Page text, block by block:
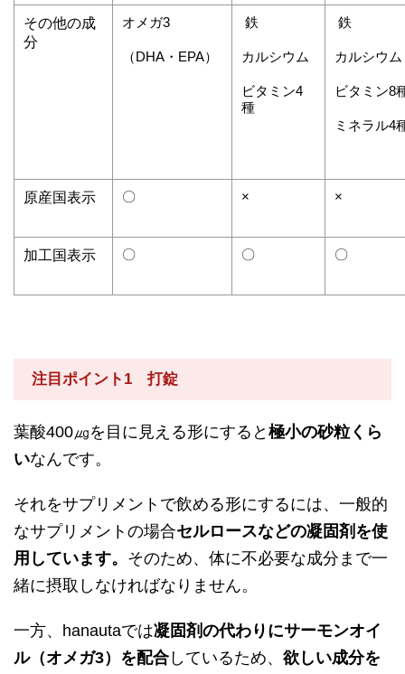
その他の成
分
オメガ3
（DHA・EPA）
鉄
カルシウム
ビタミン4
種
鉄
カルシウム
ビタミン8
ミネラル4
原産国表示 〇 × ×
加工国表示 〇 〇 〇
注目ポイント1 打錠
葉酸400㎍を目に見える形にすると 極小の砂粒くら
いなんです。
それをサプリメントで飲める形にするには、一般的
なサプリメントの場合セルロースなどの凝固剤を使
用しています。 そのため、体に不必要な成分まで一
緒に摂取しなければなりません。
一方、hanautaでは凝固剤の代わりにサーモンオイ
ル（オメガ3）を配合 しているため、 欲しい成分を